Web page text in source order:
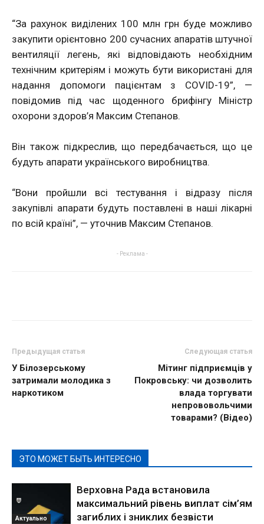
“За рахунок виділених 100 млн грн буде можливо
закупити орієнтовно 200 сучасних апаратів штучної
вентиляції легень, які відповідають необхідним
технічним критеріям і можуть бути використані для
надання допомоги пацієнтам з COVID-19”, —
повідомив під час щоденного брифінгу Міністр
охорони здоров’я Максим Степанов.
Він також підкреслив, що передбачається, що це
будуть апарати українського виробництва.
“Вони пройшли всі тестування і відразу після
закупівлі апарати будуть поставлені в наші лікарні
по всій країні”, — уточнив Максим Степанов.
- Реклама -
Предыдущая статья
У Білозерському
затримали молодика з
наркотиком
Следующая статья
Мітинг підприємців у
Покровську: чи дозволить
влада торгувати
непрововольчими
товарами? (Відео)
ЭТО МОЖЕТ БЫТЬ ИНТЕРЕСНО
Актуально
Верховна Рада встановила
максимальний рівень виплат сім’ям
загиблих і зниклих безвісти